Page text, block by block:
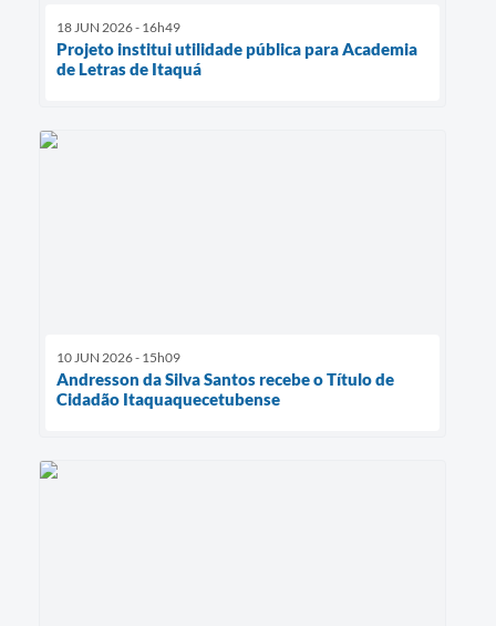
18 JUN 2026 - 16h49
Projeto institui utilidade pública para Academia
de Letras de Itaquá
10 JUN 2026 - 15h09
Andresson da Silva Santos recebe o Título de
Cidadão Itaquaquecetubense